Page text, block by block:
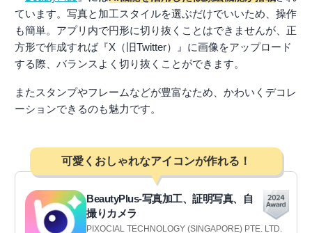
ています。写真と加工スタイルを選ぶだけでいいため、操作
も簡単。アプリ内で円形に切り抜くことはできませんが、正
方形で作成すれば『X（旧Twitter）』に画像をアップロード
する際、バランスよく切り抜くことができます。
またスタンプやフレームなどが豊富なため、かわいくデコレ
ーションできるのも魅力です。
可愛くおしゃれなアイコンが作れる！
BeautyPlus-写真加工、証明写真、自
撮りカメラ
PIXOCIAL TECHNOLOGY (SINGAPORE) PTE. LTD.